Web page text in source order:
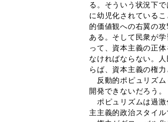
る。そういう状況下
に幼児化されている
的価値観への右翼の
ある。そして民衆が
って、資本主義の正
なければならない。
らば、資本主義の権
反動的ポピュリズム
開発できないだろう。
ポピュリズムは過激
主主義的政治スタイル